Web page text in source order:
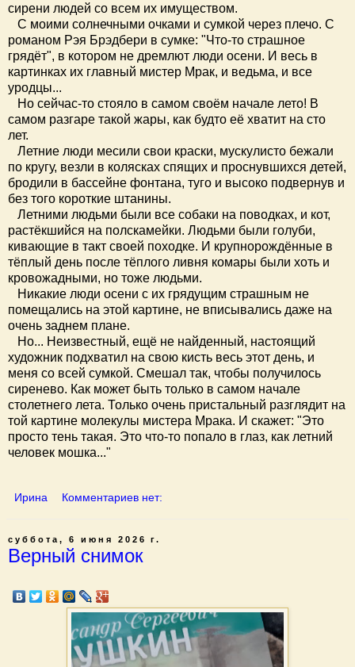
сирени людей со всем их имуществом.
С моими солнечными очками и сумкой через плечо. С
романом Рэя Брэдбери в сумке: "Что-то страшное
грядёт", в котором не дремлют люди осени. И весь в
картинках их главный мистер Мрак, и ведьма, и все
уродцы...
Но сейчас-то стояло в самом своём начале лето! В
самом разгаре такой жары, как будто её хватит на сто
лет.
Летние люди месили свои краски, мускулисто бежали
по кругу, везли в колясках спящих и проснувшихся детей,
бродили в бассейне фонтана, туго и высоко подвернув и
без того короткие штанины.
Летними людьми были все собаки на поводках, и кот,
растёкшийся на полскамейки. Людьми были голуби,
кивающие в такт своей походке. И крупнорождённые в
тёплый день после тёплого ливня комары были хоть и
кровожадными, но тоже людьми.
Никакие люди осени с их грядущим страшным не
помещались на этой картине, не вписывались даже на
очень заднем плане.
Но... Неизвестный, ещё не найденный, настоящий
художник подхватил на свою кисть весь этот день, и
меня со всей сумкой. Смешал так, чтобы получилось
сиренево. Как может быть только в самом начале
столетнего лета. Только очень пристальный разглядит на
той картине молекулы мистера Мрака. И скажет: "Это
просто тень такая. Это что-то попало в глаз, как летний
человек мошка..."
Ирина Комментариев нет:
суббота, 6 июня 2026 г.
Верный снимок